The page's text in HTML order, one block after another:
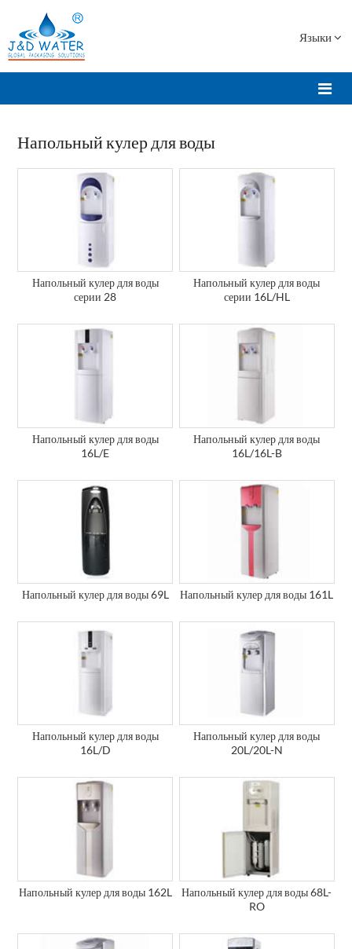
Языки
Напольный кулер для воды
Напольный кулер для воды
серии 28
Напольный кулер для воды
серии 16L/HL
Напольный кулер для воды
16L/E
Напольный кулер для воды
16L/16L-B
Напольный кулер для воды 69L Напольный кулер для воды 161L
Напольный кулер для воды
16L/D
Напольный кулер для воды
20L/20L-N
Напольный кулер для воды 162L
Напольный кулер для воды 68L-
RO